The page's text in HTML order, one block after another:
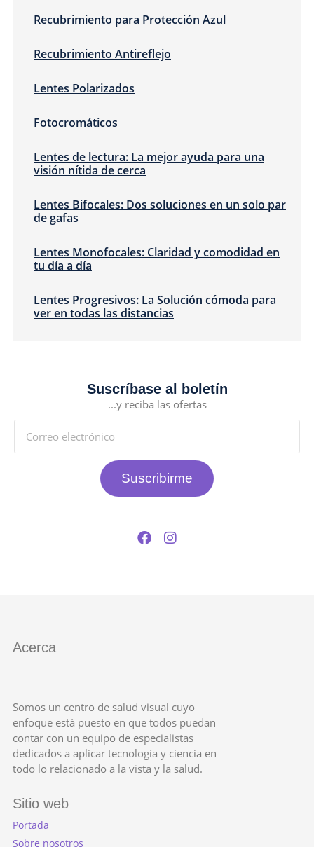
Recubrimiento para Protección Azul
Recubrimiento Antireflejo
Lentes Polarizados
Fotocromáticos
Lentes de lectura: La mejor ayuda para una
visión nítida de cerca
Lentes Bifocales: Dos soluciones en un solo par
de gafas
Lentes Monofocales: Claridad y comodidad en
tu día a día
Lentes Progresivos: La Solución cómoda para
ver en todas las distancias
Suscríbase al boletín
...y reciba las ofertas
Suscribirme
Acerca
Somos un centro de salud visual cuyo
enfoque está puesto en que todos puedan
contar con un equipo de especialistas
dedicados a aplicar tecnología y ciencia en
todo lo relacionado a la vista y la salud.
Sitio web
Portada
Sobre nosotros